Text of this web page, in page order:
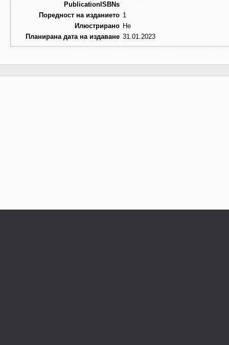
PublicationISBNs
Поредност на изданието 1
Илюстрирано Не
Планирана дата на издаване 31.01.2023